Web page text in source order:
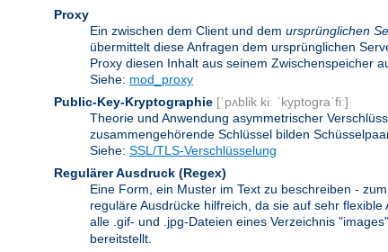
Proxy
Ein zwischen dem Client und dem ursprünglichen
übermittelt diese Anfragen dem ursprünglichen
Proxy diesen Inhalt aus seinem Zwischenspeicher
Siehe: mod_proxy
Public-Key-Kryptographie [ˈpʌblik kiː ˈkyptograˈfiː]
Theorie und Anwendung asymmetrischer
zusammengehörende Schlüssel bilden
Siehe: SSL/TLS-Verschlüsselung
Regulärer Ausdruck (Regex)
Eine Form, ein Muster im Text zu beschreiben -
reguläre Ausdrücke hilfreich, da sie auf sehr
alle .gif- und .jpg-Dateien eines Verzeichnis
bereitstellt.